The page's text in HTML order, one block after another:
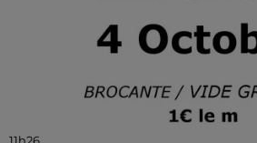
11h26